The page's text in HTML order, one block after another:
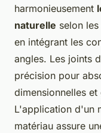
harmonieusement
naturelle selon
en intégrant les
angles. Les joints
précision pour
dimensionnelles
L'application d'un
matériau assure